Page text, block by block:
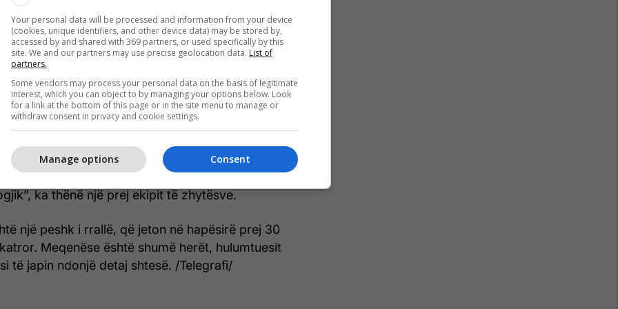
të rrallë
sipas perëndeshës greke të dashurisë, gjallesa e
parë ndonjëherë. Prej se e gjetën 695
të Brazilit.
i bukur që ekziston. Na merreshin sytë tek e
mundësi që të mos e emëronim sipas këtij
ka thënë një prej ekipit të zhytësve.
një peshk i rrallë, që jeton në hapësirë prej 30
Meqenëse është shumë herët, hulumtuesit
të japin ndonjë detaj shtesë. /Telegrafi/
Your personal data will be processed and information from your device
(cookies, unique identifiers, and other device data) may be stored by,
accessed by and shared with 369 partners, or used specifically by this
site. We and our partners may use precise geolocation data. List of
partners.
Some vendors may process your personal data on the basis of legitimate
interest, which you can object to by managing your options below. Look
for a link at the bottom of this page or in the site menu to manage or
withdraw consent in privacy and cookie settings.
Consent
Manage options